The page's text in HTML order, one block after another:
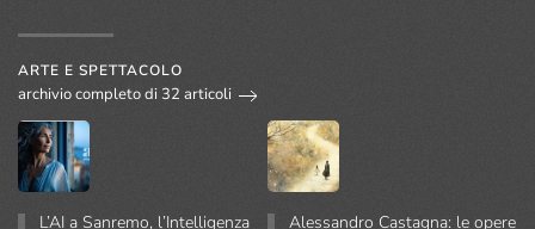
ARTE E SPETTACOLO
archivio completo di 32 articoli
L’AI a Sanremo, l’Intelligenza Alessandro Castagna: le opere